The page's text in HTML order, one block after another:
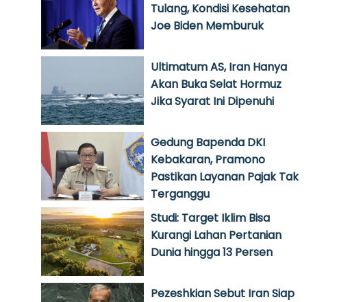
Tulang, Kondisi Kesehatan
Joe Biden Memburuk
Ultimatum AS, Iran Hanya
Akan Buka Selat Hormuz
Jika Syarat Ini Dipenuhi
Gedung Bapenda DKI
Kebakaran, Pramono
Pastikan Layanan Pajak Tak
Terganggu
Studi: Target Iklim Bisa
Kurangi Lahan Pertanian
Dunia hingga 13 Persen
Pezeshkian Sebut Iran Siap